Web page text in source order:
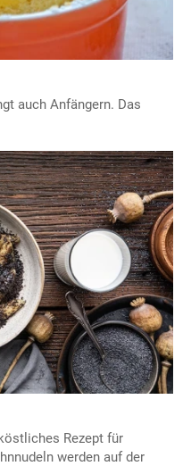
auch Anfängern. Das
Rezept für
werden auf der